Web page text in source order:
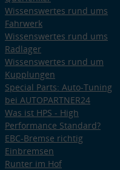
Wissenswertes rund ums
Fahrwerk
Wissenswertes rund ums
Radlager
Wissenswertes rund um
Kupplungen
Special Parts: Auto-Tuning
bei AUTOPARTNER24
Was ist HPS - High
Performance Standard?
EBC-Bremse richtig
Einbremsen
Runter im Hof